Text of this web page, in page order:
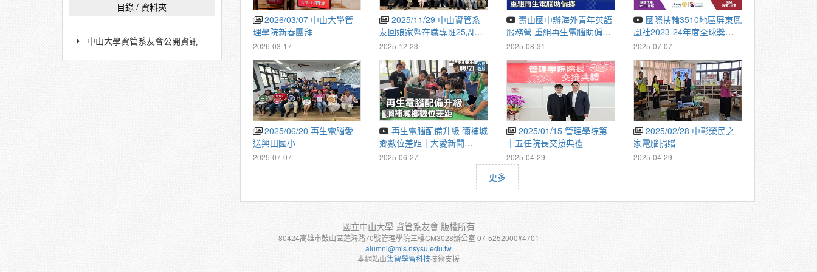
目錄 / 資料夾
中山大學資管系友會公開資訊
2026/03/07 中山大學管
理學院新春團拜
2026-03-17
2025/11/29 中山資管系
友回娘家暨在職專班25周年
慶
2025-12-23
服務營 重組再生電腦助偏鄉
｜20250831 公視晚間新聞
2025-08-31
凰社2023-24年度全球獎助
金《電子垃圾減量及循環再
2025-07-07
2025/06/20 再生電腦愛
送興田國小
2025-07-07
鄉數位差距｜大愛新聞
@DaaiWorldNews
2025-06-27
2025/01/15 管理學院第
十五任院長交接典禮
2025-04-29
2025/02/28 中彰榮民之
家電腦捐贈
2025-04-29
更多
國立中山大學 資管系友會 版權所有
80424高雄市鼓山區蓮海路70號管理學院三樓CM3028辦公室 07-5252000#4701
alumni@mis.nsysu.edu.tw
本網站由集智學習科技技術支援